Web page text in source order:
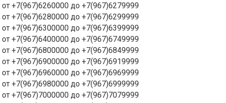
от +7(967)6260000 до +7(967)6279999
от +7(967)6280000 до +7(967)6299999
от +7(967)6300000 до +7(967)6399999
от +7(967)6400000 до +7(967)6749999
от +7(967)6800000 до +7(967)6849999
от +7(967)6900000 до +7(967)6919999
от +7(967)6960000 до +7(967)6969999
от +7(967)6980000 до +7(967)6999999
от +7(967)7000000 до +7(967)7079999